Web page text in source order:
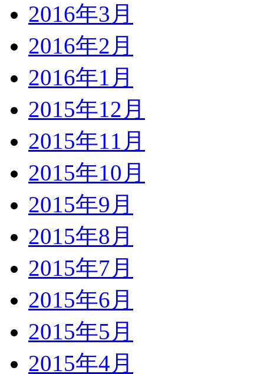
2016年3月
2016年2月
2016年1月
2015年12月
2015年11月
2015年10月
2015年9月
2015年8月
2015年7月
2015年6月
2015年5月
2015年4月